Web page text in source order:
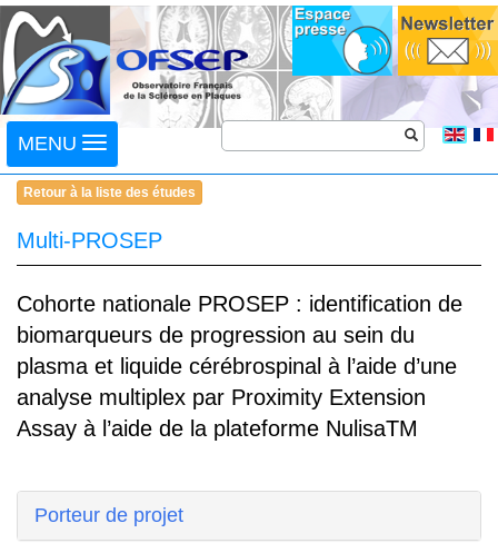
Toggle
navigation
MENU
Retour à la liste des études
Multi-PROSEP
Cohorte nationale PROSEP : identification de
biomarqueurs de progression au sein du
plasma et liquide cérébrospinal à l’aide d’une
analyse multiplex par Proximity Extension
Assay à l’aide de la plateforme NulisaTM
Porteur de projet